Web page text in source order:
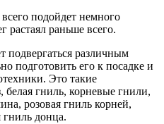
подойдет немного
растаял раньше всего.
подвергаться различным
подготовить его к посадке и
Это такие
белая гниль, корневые гнили,
розовая гниль корней,
гниль донца.